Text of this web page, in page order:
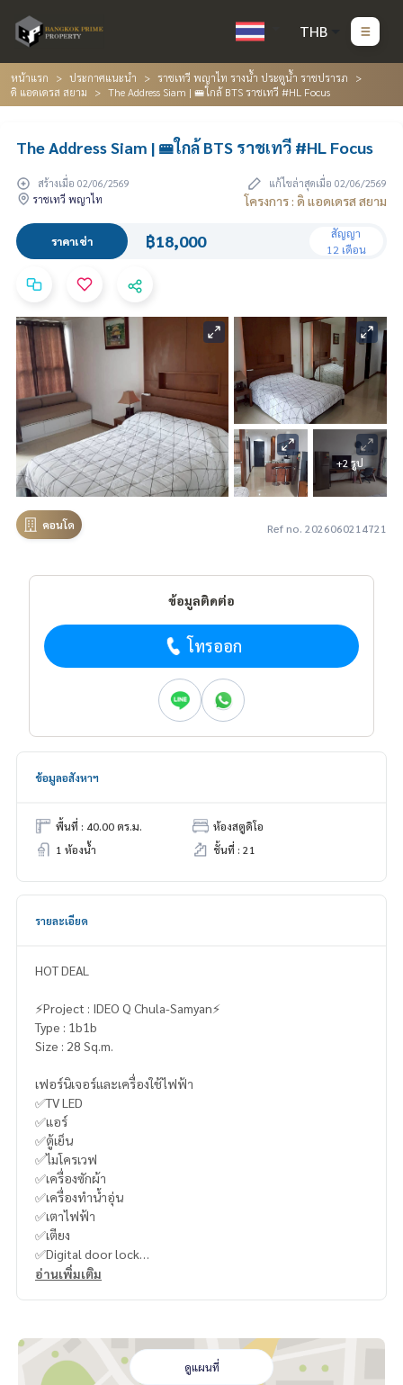
THB
หน้าแรก ประกาศแนะนำ
ราชเทวี พญาไท รางน้ำ ประตูน้ำ ราชปรารภ
ดิ แอดเดรส สยาม
The Address Siam | 🚝ใกล้ BTS ราชเทวี #HL Focus
The Address Siam | 🚝ใกล้ BTS ราชเทวี #HL Focus
สร้างเมื่อ 02/06/2569
แก้ไขล่าสุดเมื่อ 02/06/2569
ราชเทวี พญาไท
โครงการ : ดิ แอดเดรส สยาม
ราคาเช่า ฿18,000
สัญญา
12 เดือน
+2 รูป
คอนโด Ref no. 2026060214721
ข้อมูลติดต่อ
โทรออก
ข้อมูลอสังหาฯ
พื้นที่ : 40.00 ตร.ม.
ห้องสตูดิโอ
1 ห้องน้ำ
ชั้นที่ : 21
รายละเอียด
HOT DEAL
⚡️Project : IDEO Q Chula-Samyan⚡️
Type : 1b1b
Size : 28 Sq.m.
เฟอร์นิเจอร์และเครื่องใช้ไฟฟ้า
✅TV LED
✅แอร์
✅ตู้เย็น
✅ไมโครเวฟ
✅เครื่องซักผ้า
✅เครื่องทำน้ำอุ่น
✅เตาไฟฟ้า
✅เตียง
✅Digital door lock
You can inbox or dm to ask more information, It’s my pleas
ure to give.
อ่านเพิ่มเติม
ดูแผนที่